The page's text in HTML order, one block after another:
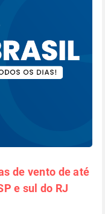
de vento de até
e sul do RJ